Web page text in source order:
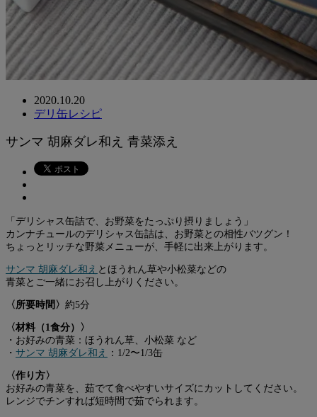
2020.10.20
デリ缶レシピ
サンマ 胡麻ダレ和え 青菜添え
「デリシャス缶詰で、お野菜をたっぷり摂りましょう」
カンナチュールのデリシャス缶詰は、お野菜との相性バツグン！
ちょっとリッチな野菜メニューが、手軽に出来上がります。
サンマ 胡麻ダレ和え とほうれん草や小松菜などの
青菜とご一緒にお召し上がりください。
〈所要時間〉 約5分
〈材料（1食分）〉
・お好みの青菜：ほうれん草、小松菜 など
・ サンマ 胡麻ダレ和え ：1/2〜1/3缶
〈作り方〉
お好みの青菜を、茹でて食べやすいサイズにカットしてください。
レンジでチンすれば短時間で茹でられます。